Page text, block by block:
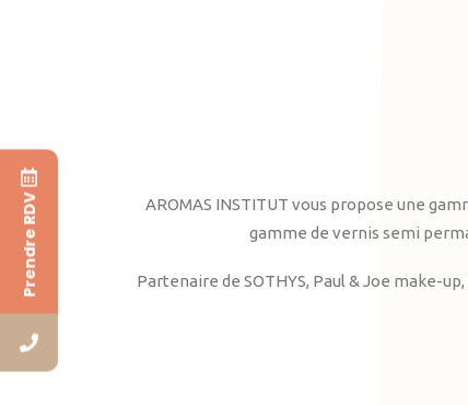
AROMAS INSTITUT vous propose une
gamme de vernis semi
Partenaire de SOTHYS, Paul & Joe make-
Prendre RDV